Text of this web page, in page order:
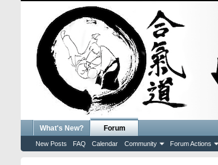
What's New? Forum
New Posts FAQ Calendar Community Forum Actions